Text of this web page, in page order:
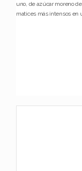
uno, de azúcar moreno
matices más intensos en